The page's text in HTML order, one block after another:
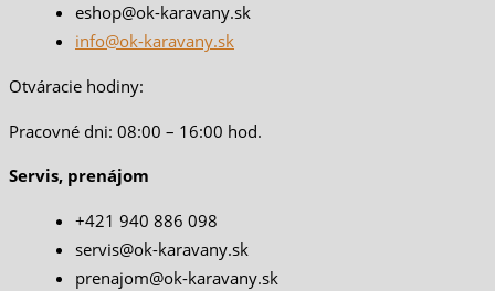
eshop@ok-karavany.sk
info@ok-karavany.sk
Otváracie hodiny:
Pracovné dni: 08:00 – 16:00 hod.
Servis, prenájom
+421 940 886 098
servis@ok-karavany.sk
prenajom@ok-karavany.sk